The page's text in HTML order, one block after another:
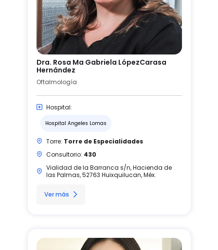
Dra. Rosa Ma Gabriela LópezCarasa
Hernández
Oftalmología
Hospital:
Hospital Angeles Lomas
Torre: Torre de Especialidades
Consultorio: 430
Vialidad de la Barranca s/n, Hacienda de
las Palmas, 52763 Huixquilucan, Méx.
Ver más